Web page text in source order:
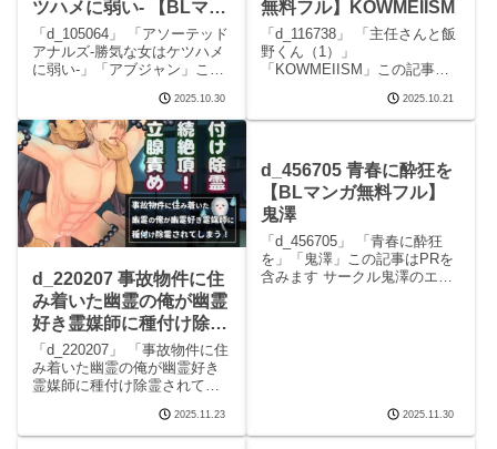
ツハメに弱い- 【BLマン
ガ無料フル】アブジャン
「d_105064」 「アソーテッド
アナルズ-勝気な女はケツハメ
に弱い-」「アブジャン」この
アブジャンのエロマンガで
す。 続きを読むd_105064 ア
ソーテッドアナルズ-勝気な女
はケツハメに弱い-の見どころ
シ
2025.10.30
無料フル】KOWMEIISM
「d_116738」 「主任さんと飯
野くん（1）」
「KOWMEIISM」この記事は
KOWMEIISMのエロマンガで
す。 続きを読むd_116738 主任
ろシーン主任さんと飯野くん
（1） 画
2025.10.21
d_220207 事故物件に住
み着いた幽霊の俺が幽霊
好き霊媒師に種付け除霊
されてしまう！ 【BLマ
ンガ無料フル】エルドラ
ド工房
「d_220207」 「事故物件に住
み着いた幽霊の俺が幽霊好き
霊媒師に種付け除霊されてし
この記事はPRを含みます サー
クルエルドラド工房のエロマ
2025.11.23
d_456705 青春に酔狂を
【BLマンガ無料フル】
鬼澤
「d_456705」 「青春に酔狂
を」「鬼澤」この記事はPRを
含みます サークル鬼澤のエロ
2025.11.30